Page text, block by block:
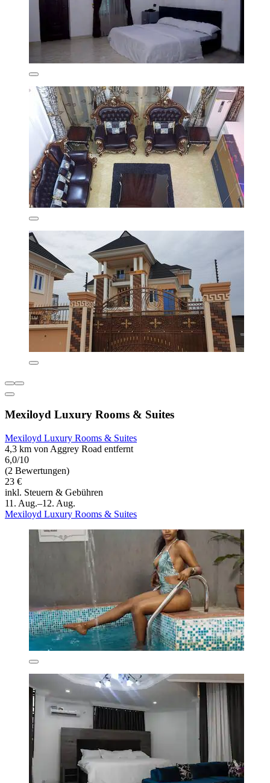
Mexiloyd Luxury Rooms & Suites
Mexiloyd Luxury Rooms & Suites
4,3 km von Aggrey Road entfernt
6,0/10
(2 Bewertungen)
23 €
inkl. Steuern & Gebühren
11. Aug.–12. Aug.
Mexiloyd Luxury Rooms & Suites